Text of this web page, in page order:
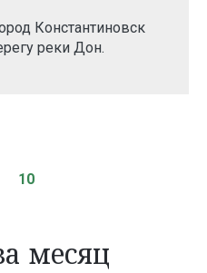
Константиновск
реки Дон.
10
месяц